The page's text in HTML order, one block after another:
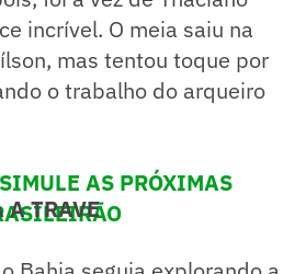
incrível. O meia saiu na
mas tentou toque por
o trabalho do arqueiro
AS PRÓXIMAS
A TRAVE